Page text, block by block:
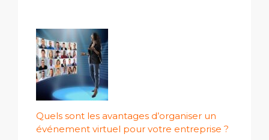
Quels sont les avantages d’organiser un
événement virtuel pour votre entreprise ?